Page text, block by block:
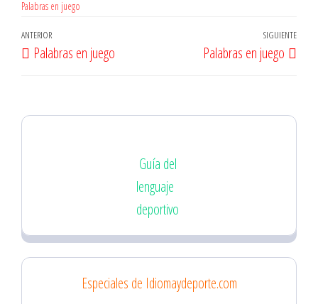
Palabras en juego
Navegación
de
Entrada
anterior
ANTERIOR
Palabras en juego
SIGUIENTE
Palabras en juego
Guía del
lenguaje
deportivo
Especiales de Idiomaydeporte.com